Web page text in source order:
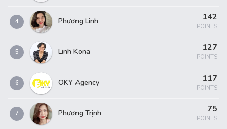
4 Phương Linh 142
POINTS
5 Linh Kona 127
POINTS
6 OKY Agency 117
POINTS
7 Phương Trịnh 75
POINTS